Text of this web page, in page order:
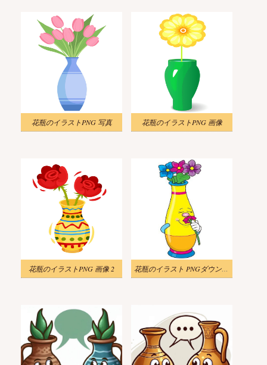
花瓶のイラストPNG 写真 花瓶のイラストPNG 画像
花瓶のイラストPNG 画像 2 花瓶のイラスト PNGダウンロード